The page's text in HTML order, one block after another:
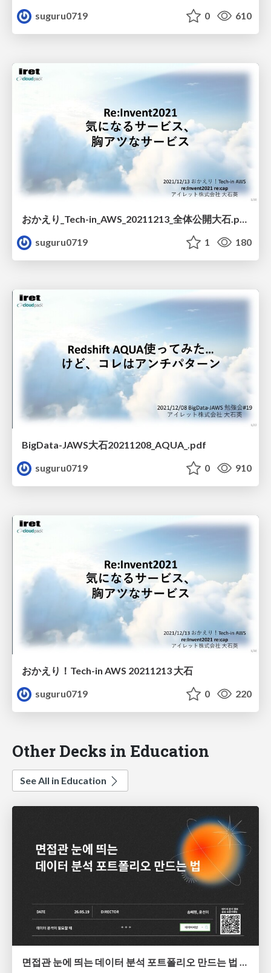
suguru0719 0 610
suguru0719
1 180
BigData-JAWS大石20211208_AQUA_.pdf
suguru0719
0 910
おかえり！Tech-in AWS 20211213 大石
suguru0719
0 220
Other Decks in Education
See All in Education